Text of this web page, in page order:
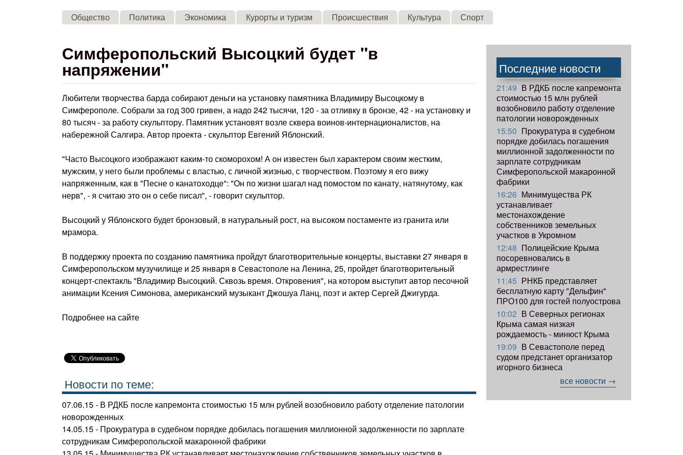
Skip to main content
Общество Политика Экономика Курорты и туризм Происшествия Культура Спорт
Симферопольский Высоцкий будет "в
напряжении"
Любители творчества барда собирают деньги на установку памятника Владимиру Высоцкому в
Симферополе. Собрали за год 300 гривен, а надо 242 тысячи, 120 - за отливку в бронзе, 42 - на установку и
80 тысяч - за работу скульптору. Памятник установят возле сквера воинов-интернационалистов, на
набережной Салгира. Автор проекта - скульптор Евгений Яблонский.
"Часто Высоцкого изображают каким-то скоморохом! А он известен был характером своим жестким,
мужским, у него были проблемы с властью, с личной жизнью, с творчеством. Поэтому я его вижу
напряженным, как в "Песне о канатоходце": "Он по жизни шагал над помостом по канату, натянутому, как
нерв", - я считаю это он о себе писал", - говорит скульптор.
Высоцкий у Яблонского будет бронзовый, в натуральный рост, на высоком постаменте из гранита или
мрамора.
В поддержку проекта по созданию памятника пройдут благотворительные концерты, выставки 27 января в
Симферопольском музучилище и 25 января в Севастополе на Ленина, 25, пройдет благотворительный
концерт-спектакль "Владимир Высоцкий. Сквозь время. Откровения", на котором выступит автор песочной
анимации Ксения Симонова, американский музыкант Джошуа Ланц, поэт и актер Сергей Джигурда.
Подробнее на сайте
Новости по теме:
07.06.15 - В РДКБ после капремонта стоимостью 15 млн рублей возобновило работу отделение патологии
новорожденных
14.05.15 - Прокуратура в судебном порядке добилась погашения миллионной задолженности по зарплате
сотрудникам Симферопольской макаронной фабрики
Последние новости
21:49 В РДКБ после капремонта
стоимостью 15 млн рублей
возобновило работу отделение
патологии новорожденных
15:50 Прокуратура в судебном
порядке добилась погашения
миллионной задолженности по
зарплате сотрудникам
Симферопольской макаронной
фабрики
16:26 Минимущества РК
устанавливает
местонахождение
собственников земельных
участков в Укромном
12:48 Полицейские Крыма
посоревновались в
армрестлинге
11:45 РНКБ представляет
бесплатную карту "Дельфин"
ПРО100 для гостей полуострова
10:02 В Северных регионах
Крыма самая низкая
рождаемость - минюст Крыма
19:09 В Севастополе перед
судом предстанет организатор
игорного бизнеса
все новости →